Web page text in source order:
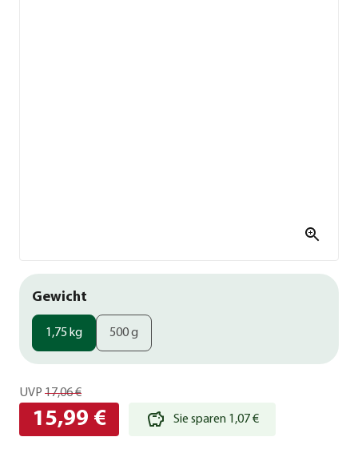
Gewicht
1,75 kg 500 g
UVP 17,06 €
15,99 € Sie sparen 1,07 €